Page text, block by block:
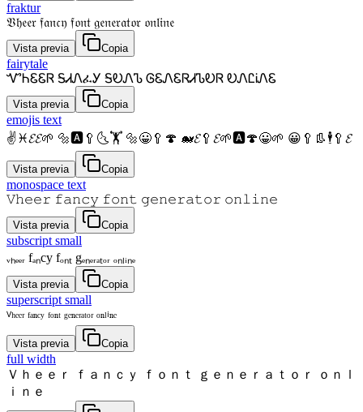
fraktur
𝔙𝔥𝔢𝔢𝔯 𝔣𝔞𝔫𝔠𝔶 𝔣𝔬𝔫𝔱 𝔤𝔢𝔫𝔢𝔯𝔞𝔱𝔬𝔯 𝔬𝔫𝔩𝔦𝔫𝔢
Vista previa Copia
fairytale
ᏉᏂᏋᏋᏒ ᎦᏗᏁፈᎩ ᎦᎧᏁᏖ ᎶᏋᏁᏋᏒᏗᏖᎧᏒ ᎧᏁᏝᎥᏁᏋ
Vista previa Copia
emojis text
✌♓𝓔𝓔🌱 🔩🅰🥄🌜🏋 🔩😀🥄🍄 🐋𝓔🥄𝓔🌱🅰🍄😀🌱 😀🥄👢🕴🥄𝓔
Vista previa Copia
monospace text
𝚅𝚑𝚎𝚎𝚛 𝚏𝚊𝚗𝚌𝚢 𝚏𝚘𝚗𝚝 𝚐𝚎𝚗𝚎𝚛𝚊𝚝𝚘𝚛 𝚘𝚗𝚕𝚒𝚗𝚎
Vista previa Copia
subscript small
ᵥₕₑₑᵣ fₐₙcy fₒₙₜ gₑₙₑᵣₐₜₒᵣ ₒₙₗᵢₙₑ
Vista previa Copia
superscript small
ⱽʰᵉᵉʳ ᶠᵃⁿᶜʸ ᶠᵒⁿᵗ ᵍᵉⁿᵉʳᵃᵗᵒʳ ᵒⁿˡⁱⁿᵉ
Vista previa Copia
full width
Ｖｈｅｅｒ ｆａｎｃｙ ｆｏｎｔ ｇｅｎｅｒａｔｏｒ ｏｎｌ
ｉｎｅ